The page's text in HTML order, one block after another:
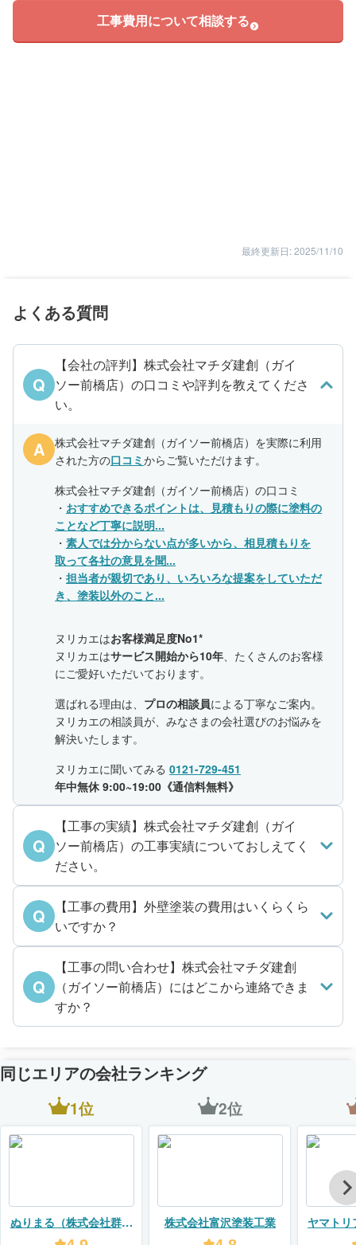
工事費用について相談する
最終更新日: 2025/11/10
よくある質問
Q
【会社の評判】株式会社マチダ建創（ガイ
ソー前橋店）の口コミや評判を教えてくださ
い。
A
株式会社マチダ建創（ガイソー前橋店）を実際に利用
された方の口コミからご覧いただけます。
株式会社マチダ建創（ガイソー前橋店）の口コミ
・ おすすめできるポイントは、見積もりの際に塗料の
ことなど丁寧に説明...
・ 素人では分からない点が多いから、相見積もりを
取って各社の意見を聞...
・ 担当者が親切であり、いろいろな提案をしていただ
き、塗装以外のこと...
ヌリカエはお客様満足度No1*
ヌリカエはサービス開始から10年、たくさんのお客様
にご愛好いただいております。
選ばれる理由は、 プロの相談員による丁寧なご案内。
ヌリカエの相談員が、みなさまの会社選びのお悩みを
解決いたします。
ヌリカエに聞いてみる 0121-729-451
年中無休 9:00~19:00《通信料無料》
Q
【工事の実績】株式会社マチダ建創（ガイ
ソー前橋店）の工事実績についておしえてく
ださい。
Q
【工事の費用】外壁塗装の費用はいくらくら
いですか？
Q
【工事の問い合わせ】株式会社マチダ建創
（ガイソー前橋店）にはどこから連絡できま
すか？
同じエリアの会社ランキング
1位
ぬりまる（株式会社群馬
住宅センター）
2位
株式会社富沢塗装工業 ヤマト